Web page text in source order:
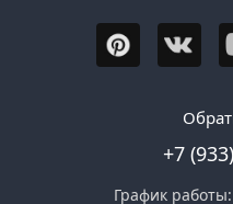
+7
График работы: